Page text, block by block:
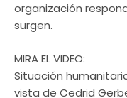
organización
surgen.
MIRA EL VIDEO:
Situación
vista de Cedrid